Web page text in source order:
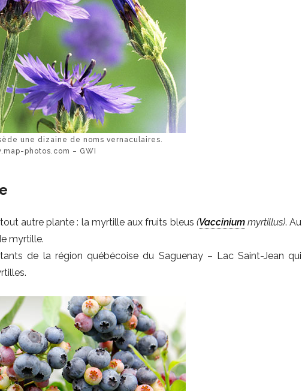
une dizaine de noms vernaculaires.
photos.com – GWI
autre plante : la myrtille aux fruits bleus (Vacciniummyrtillus). Au
myrtille.
de la région québécoise du Saguenay – Lac Saint-Jean qui